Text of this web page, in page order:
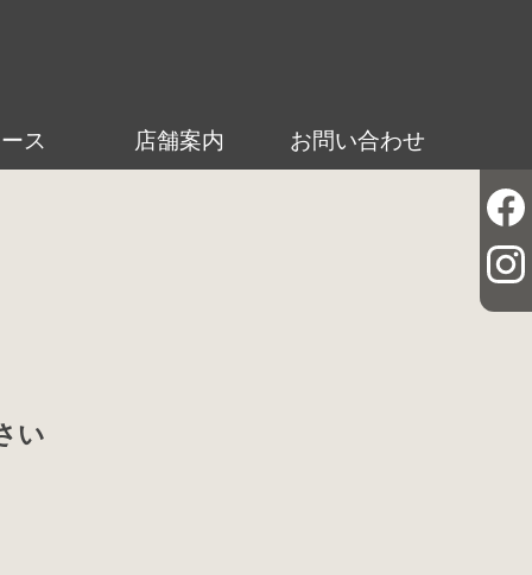
ス 店舗案内 お問い合わせ
い